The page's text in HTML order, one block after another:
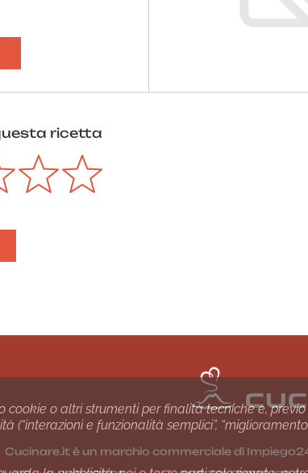
ricetta
Cucinare.it è un marchio commerciale di
cookie o altri strumenti per finalità tecniche e,
(“interazioni e funzionalità semplici”,